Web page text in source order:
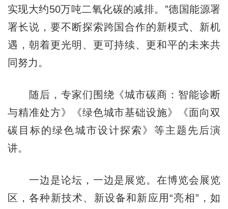
实现大约50万吨二氧化碳的减排。”德国能源署
署长说，要不断探索跨国合作的新模式、新机
遇，朝着更光明、更可持续、更和平的未来共
同努力。
随后，专家们围绕《城市碳商：智能诊断
与精准处方》《绿色城市基础设施》《面向双
碳目标的绿色城市设计探索》等主题先后演
讲。
一边是论坛，一边是展览。在博览会展览
区，各种新技术、新设备和新应用“亮相”，如